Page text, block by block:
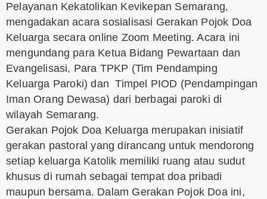
Pelayanan Kekatolikan Kevikepan Semarang,
mengadakan acara sosialisasi Gerakan Pojok Doa
Keluarga secara online Zoom Meeting. Acara ini
mengundang para Ketua Bidang Pewartaan dan
Evangelisasi, Para TPKP (Tim Pendamping
Keluarga Paroki) dan Timpel PIOD (Pendampingan
Iman Orang Dewasa) dari berbagai paroki di
wilayah Semarang.
Gerakan Pojok Doa Keluarga merupakan inisiatif
gerakan pastoral yang dirancang untuk mendorong
setiap keluarga Katolik memiliki ruang atau sudut
khusus di rumah sebagai tempat doa pribadi
maupun bersama. Dalam Gerakan Pojok Doa ini,